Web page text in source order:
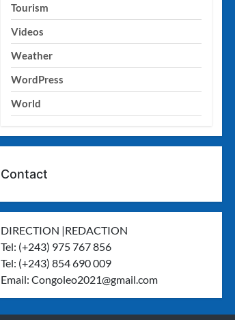
Tourism
Videos
Weather
WordPress
World
Contact
DIRECTION |REDACTION
Tel: (+243) 975 767 856
Tel: (+243) 854 690 009
Email:Congoleo2021@gmail.com